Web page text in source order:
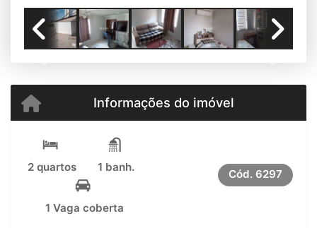
Informações do imóvel
2 quartos 1 banh.
1 Vaga coberta
Cód. 6297